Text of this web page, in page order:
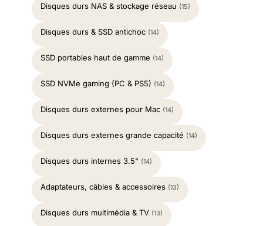
Disques durs NAS & stockage réseau (15)
Disques durs & SSD antichoc (14)
SSD portables haut de gamme (14)
SSD NVMe gaming (PC & PS5) (14)
Disques durs externes pour Mac (14)
Disques durs externes grande capacité (14)
Disques durs internes 3.5" (14)
Adaptateurs, câbles & accessoires (13)
Disques durs multimédia & TV (13)